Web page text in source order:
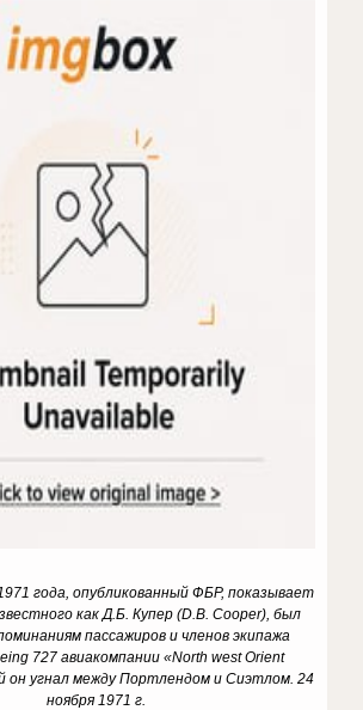
года, опубликованный ФБР, показывает
как Д.Б. Купер (D.B. Cooper), был
пассажиров и членов экипажа
727 авиакомпании «North westOrient
он угнал между Портлендом и Сиэтлом. 24
ноября 1971 г.